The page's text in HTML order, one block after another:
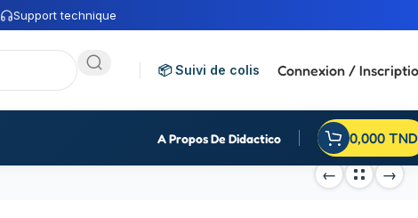
Support technique
📦 Suivi de colis Connexion /
A Propos De Didactico 0,000 TND